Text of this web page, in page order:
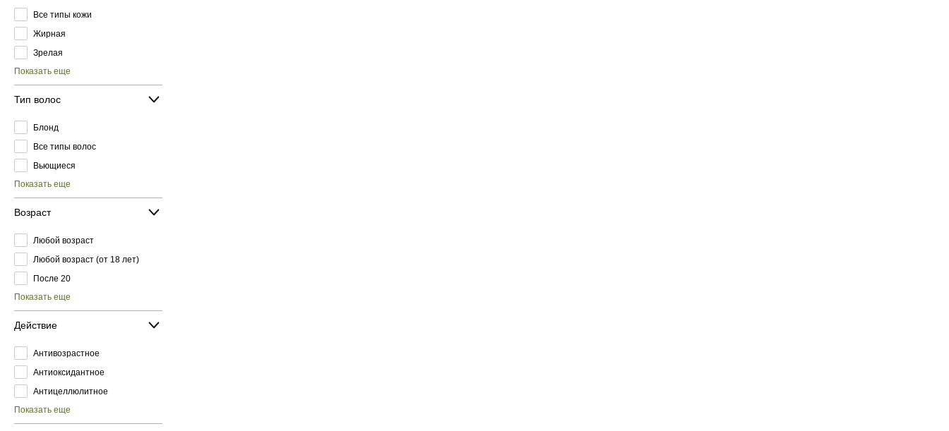
Все типы кожи
Жирная
Зрелая
Показать еще
Тип волос
Блонд
Все типы волос
Вьющиеся
Показать еще
Возраст
Любой возраст
Любой возраст (от 18 лет)
После 20
Показать еще
Действие
Антивозрастное
Антиоксидантное
Антицеллюлитное
Показать еще